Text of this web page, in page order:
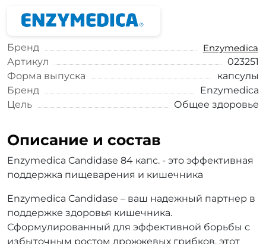
Бренд
Enzymedica
Артикул
023251
Форма выпуска
капсулы
Бренд
Enzymedica
Цель
Общее здоровье
Описание и состав
Enzymedica Candidase 84 капс. - это эффективная
поддержка пищеварения и кишечника
Enzymedica Candidase – ваш надежный партнер в
поддержке здоровья кишечника.
Сформулированный для эффективной борьбы с
избыточным ростом дрожжевых грибков, этот